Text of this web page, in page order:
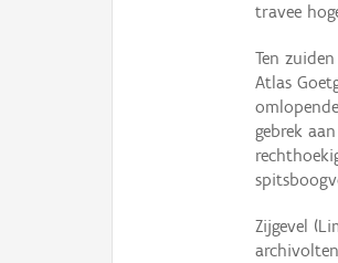
travee
Ten
Atlas
gebrek
Zijgevel